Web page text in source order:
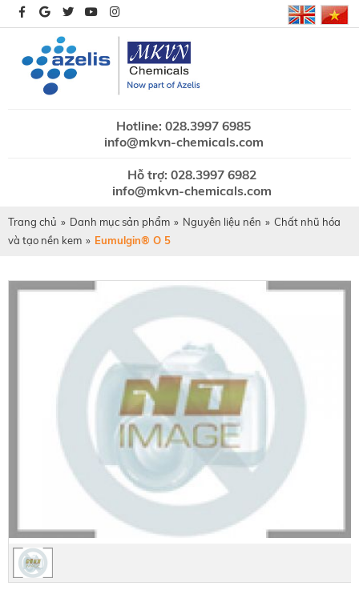
Hotline: 028.3997 6985
info@mkvn-chemicals.com
Hỗ trợ: 028.3997 6982
info@mkvn-chemicals.com
Trang chủ » Danh mục sản phẩm » Nguyên liệu nền » Chất nhũ hóa
và tạo nền kem » Eumulgin® O 5